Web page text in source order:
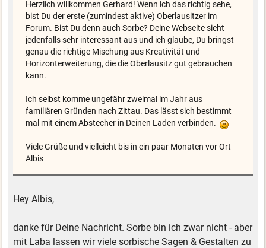
Herzlich willkommen Gerhard! Wenn ich das richtig sehe,
bist Du der erste (zumindest aktive) Oberlausitzer im
Forum. Bist Du denn auch Sorbe? Deine Webseite sieht
jedenfalls sehr interessant aus und ich glaube, Du bringst
genau die richtige Mischung aus Kreativität und
Horizonterweiterung, die die Oberlausitz gut gebrauchen
kann.
Ich selbst komme ungefähr zweimal im Jahr aus
familiären Gründen nach Zittau. Das lässt sich bestimmt
mal mit einem Abstecher in Deinen Laden verbinden.
Viele Grüße und vielleicht bis in ein paar Monaten vor Ort
Albis
Hey Albis,
danke für Deine Nachricht. Sorbe bin ich zwar nicht - aber
mit Laba lassen wir viele sorbische Sagen & Gestalten zu